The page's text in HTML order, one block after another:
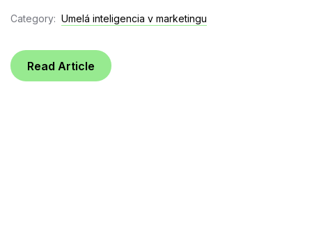
Category: Umelá inteligencia v marketingu
Read Article